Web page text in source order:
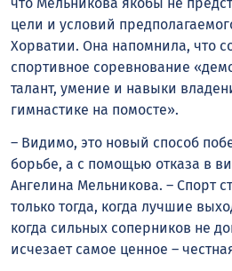
цели и условий
Хорватии. Она напомнила, что
спортивное соревнование
талант, умение и навыки
гимнастике на помосте».
– Видимо, это новый способ
борьбе, а с помощью отказа в
Ангелина Мельникова. – Спорт
только тогда, когда лучшие
когда сильных соперников не
исчезает самое ценное –